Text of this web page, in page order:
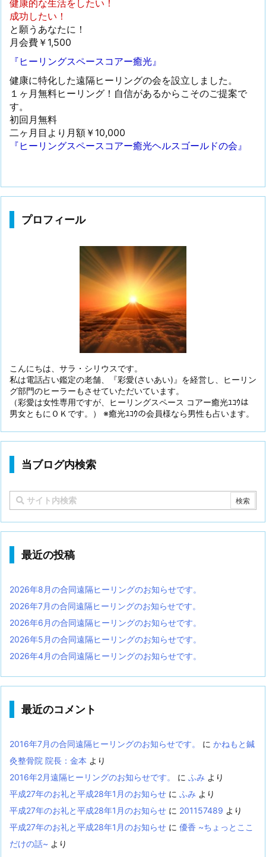
健康的な生活をしたい！
成功したい！
と願うあなたに！
月会費￥1,500
『ヒーリングスペースコアー癒光』
健康に特化した遠隔ヒーリングの会を設立しました。
１ヶ月無料ヒーリング！自信があるからこそのご提案で
す。
初回月無料
二ヶ月目より月額￥10,000
『ヒーリングスペースコアー癒光ヘルスゴールドの会』
プロフィール
こんにちは、サラ・シリウスです。
私は電話占い鑑定の老舗、『彩愛(さいあい)』を経営し、ヒーリン
グ部門のヒーラーもさせていただいています。
（彩愛は女性専用ですが、ヒーリングスペース コアー癒光ﾕｺｳは
男女ともにＯＫです。） ※癒光ﾕｺｳの会員様なら男性も占います。
当ブログ内検索
最近の投稿
2026年8月の合同遠隔ヒーリングのお知らせです。
2026年7月の合同遠隔ヒーリングのお知らせです。
2026年6月の合同遠隔ヒーリングのお知らせです。
2026年5月の合同遠隔ヒーリングのお知らせです。
2026年4月の合同遠隔ヒーリングのお知らせです。
最近のコメント
2016年7月の合同遠隔ヒーリングのお知らせです。 に かねもと鍼
灸整骨院 院長：金本 より
2016年2月遠隔ヒーリングのお知らせです。
に ふみ より
平成27年のお礼と平成28年1月のお知らせ に ふみ より
平成27年のお礼と平成28年1月のお知らせ に 201157489 より
平成27年のお礼と平成28年1月のお知らせ に 優香 ~ちょっとここ
だけの話~ より